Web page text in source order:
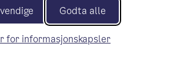
Godta alle
for informasjonskapsler